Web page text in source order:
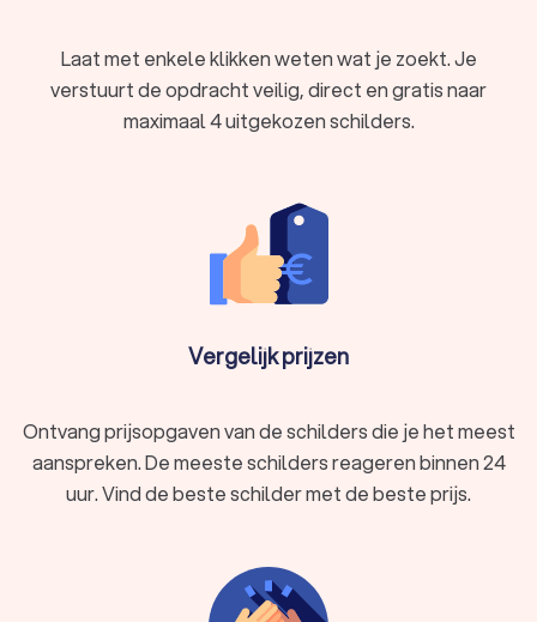
Laat met enkele klikken weten wat je zoekt. Je
verstuurt de opdracht veilig, direct en gratis naar
maximaal 4 uitgekozen schilders.
Vergelijk prijzen
Ontvang prijsopgaven van de schilders die je het meest
aanspreken. De meeste schilders reageren binnen 24
uur. Vind de beste schilder met de beste prijs.